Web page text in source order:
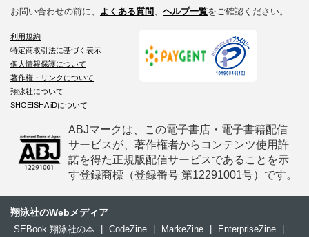
お問い合わせの前に、 よくある質問、 ヘルプ一覧をご確認ください。
利用規約
特定商取引法に基づく表示
個人情報保護について
著作権・リンクについて
翔泳社について
SHOEISHA iDについて
ABJマークは、この電子書店・電子書籍配信
サービスが、著作権者からコンテンツ使用許
諾を得た正規版配信サービスであることを示
す登録商標（登録番号 第12291001号）です。
翔泳社のWebメディア
SEBook 翔泳社の本 CodeZine MarkeZine EnterpriseZine